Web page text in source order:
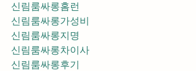
신림룸싸롱홈런
신림룸싸롱가성비
신림룸싸롱지명
신림룸싸롱차이사
신림룸싸롱후기